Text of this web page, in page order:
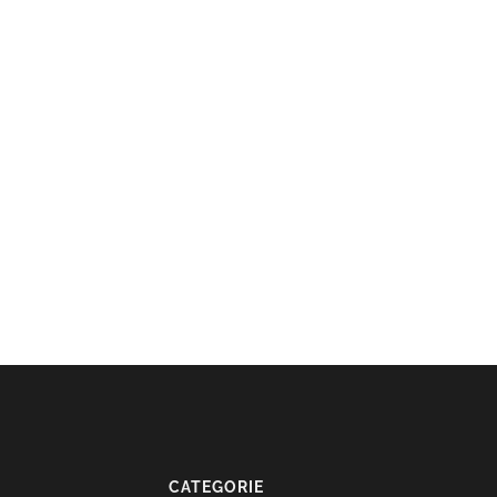
CATEGORIE